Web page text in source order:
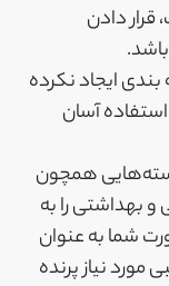
دادن
ایجاد نکرده
آسان
همچون
و بهداشتی را به
شما به عنوان
مورد نیاز پرنده